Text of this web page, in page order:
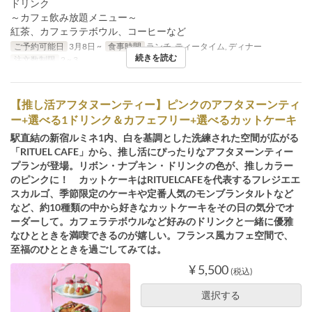
ドリンク
～カフェ飲み放題メニュー～
紅茶、カフェラテボウル、コーヒーなど
ご予約可能日 3月8日 ~ 食事時間 ランチ, ティータイム, ディナー
注文数制限
2 ~ 3 続きを読む
【推し活アフタヌーンティー】ピンクのアフタヌーンティ
ー+選べる1ドリンク＆カフェフリー+選べるカットケーキ
駅直結の新宿ルミネ1内、白を基調とした洗練された空間が広がる
「RITUEL CAFE」から、推し活にぴったりなアフタヌーンティー
プランが登場。リボン・ナプキン・ドリンクの色が、推しカラー
のピンクに！ カットケーキはRITUELCAFEを代表するフレジエエ
スカルゴ、季節限定のケーキや定番人気のモンブランタルトなど
など、約10種類の中から好きなカットケーキをその日の気分でオ
ーダーして。カフェラテボウルなど好みのドリンクと一緒に優雅
なひとときを満喫できるのが嬉しい。フランス風カフェ空間で、
至福のひとときを過ごしてみては。
¥ 5,500 (税込)
選択する